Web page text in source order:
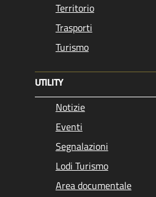
Territorio
Trasporti
Turismo
UTILITY
Notizie
Eventi
Segnalazioni
Lodi Turismo
Area documentale